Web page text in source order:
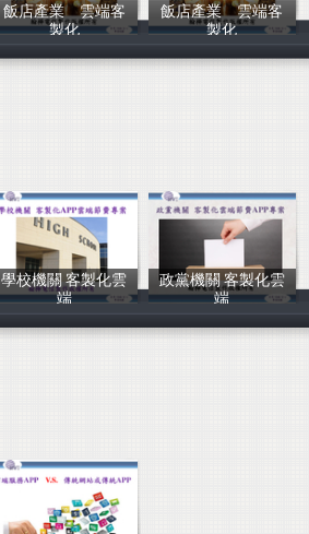
飯店產業 雲端客
製化
翰樺電信
飯店產業 雲端客
製化
翰樺電信
學校機關 客製化雲
端
翰樺電信
政黨機關 客製化雲
端
翰樺電信